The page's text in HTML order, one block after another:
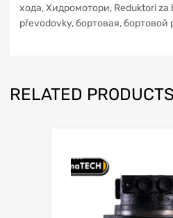
xoдa, Хидромотори, Reduktori za
převodovky, бортовая, бортовой
RELATED PRODUCTS